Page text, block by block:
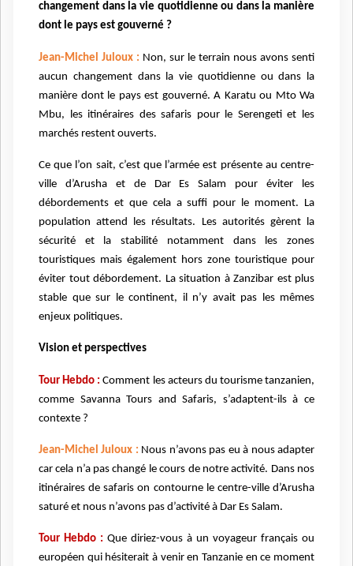
changement dans la vie quotidienne ou dans la manière
dont le pays est gouverné ?
Jean-Michel Juloux : Non, sur le terrain nous avons senti
aucun changement dans la vie quotidienne ou dans la
manière dont le pays est gouverné. A Karatu ou Mto Wa
Mbu, les itinéraires des safaris pour le Serengeti et les
marchés restent ouverts.
Ce que l’on sait, c’est que l’armée est présente au centre-
ville d’Arusha et de Dar Es Salam pour éviter les
débordements et que cela a suffi pour le moment. La
population attend les résultats. Les autorités gèrent la
sécurité et la stabilité notamment dans les zones
touristiques mais également hors zone touristique pour
éviter tout débordement. La situation à Zanzibar est plus
stable que sur le continent, il n’y avait pas les mêmes
enjeux politiques.
Vision et perspectives
Tour Hebdo :Comment les acteurs du tourisme tanzanien,
comme Savanna Tours and Safaris, s’adaptent-ils à ce
contexte ?
Jean-Michel Juloux : Nous n’avons pas eu à nous adapter
car cela n’a pas changé le cours de notre activité. Dans nos
itinéraires de safaris on contourne le centre-ville d’Arusha
saturé et nous n’avons pas d’activité à Dar Es Salam.
Tour Hebdo : Que diriez-vous à un voyageur français ou
européen qui hésiterait à venir en Tanzanie en ce moment